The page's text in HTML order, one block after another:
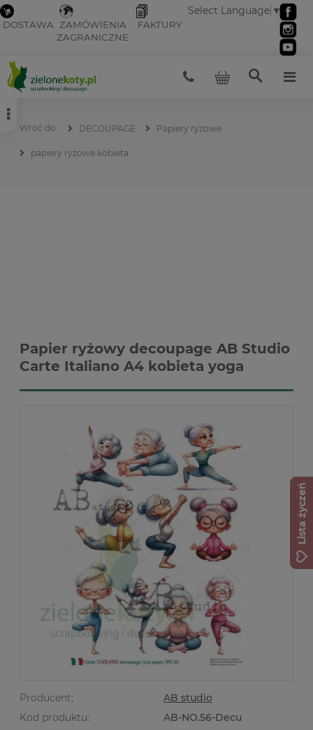
DOSTAWA ZAMÓWIENIA
ZAGRANICZNE
FAKTURY
Select Language ▼
DECOUPAGE Papiery ryżowe
papiery ryżowe kobieta
Papier ryżowy decoupage AB Studio
Carte Italiano A4 kobieta yoga
Producent:
AB studio
Kod produktu:
AB-NO.56-Decu
Lista życzeń